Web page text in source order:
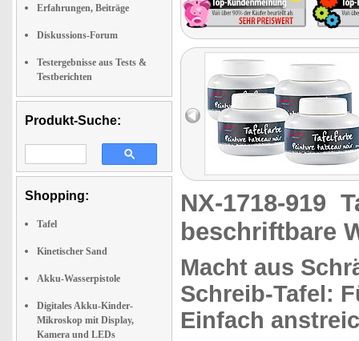
Erfahrungen, Beiträge
Diskussions-Forum
Testergebnisse aus Tests &
Testberichten
Produkt-Suche:
Shopping:
Tafel
Kinetischer Sand
Akku-Wasserpistole
Digitales Akku-Kinder-
Mikroskop mit Display,
Kamera und LEDs
NX-1718-919
beschriftbare
Macht aus
Schreib-Tafel:
Einfach